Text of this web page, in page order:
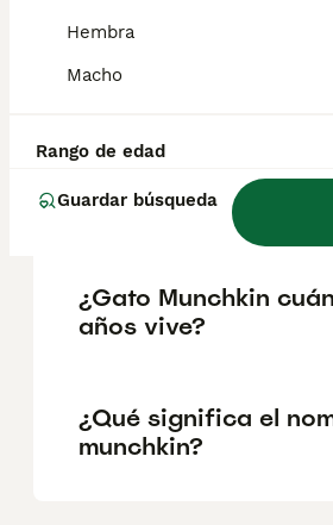
Hembra
Macho
Rango de edad
Guardar búsqueda
criadores responsables que
Informarse bien y comparar
¿Qué es un gato
¿Gato Munchkin
años vive?
¿Qué significa el
munchkin?